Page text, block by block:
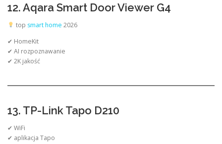
12. Aqara Smart Door Viewer G4
top smart home 2026
✔ HomeKit
✔ AI rozpoznawanie
✔ 2K jakość
13. TP-Link Tapo D210
✔ WiFi
✔ aplikacja Tapo